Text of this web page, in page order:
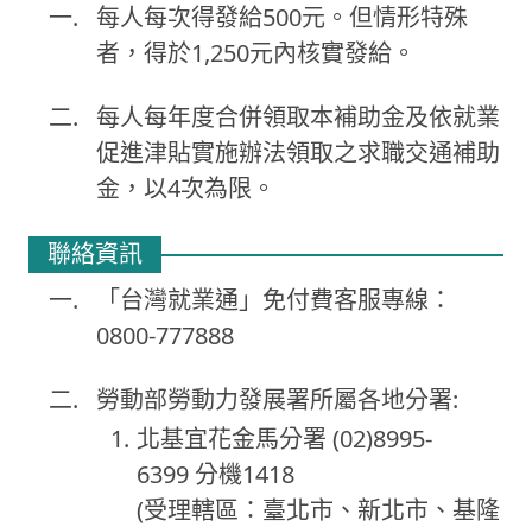
每人每次得發給500元。但情形特殊
者，得於1,250元內核實發給。
每人每年度合併領取本補助金及依就業
促進津貼實施辦法領取之求職交通補助
金，以4次為限。
聯絡資訊
「台灣就業通」免付費客服專線：
0800-777888
勞動部勞動力發展署所屬各地分署:
北基宜花金馬分署 (02)8995-
6399 分機1418
(受理轄區：臺北市、新北市、基隆